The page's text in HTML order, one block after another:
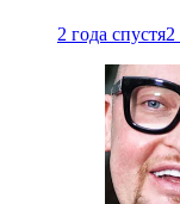
2 года спустя2